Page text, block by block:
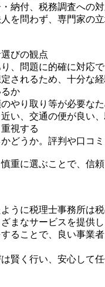
納付、税務調査への
を問わず、専門家の
びの観点
、問題に的確に対応
されるため、十分な
か
やり取り等が必要な
い、交通の便が良い
視する
どうか。評判や口コ
重に選ぶことで、信
うに税理士事務所は税
まなサービスを提供
ることで、良い事業
賢く行い、安心して